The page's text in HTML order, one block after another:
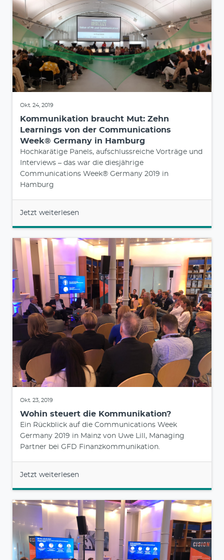
Okt. 24, 2019
Kommunikation braucht Mut: Zehn
Learnings von der Communications
Week® Germany in Hamburg
Hochkarätige Panels, aufschlussreiche Vorträge und
Interviews – das war die diesjährige
Communications Week® Germany 2019 in
Hamburg
Jetzt weiterlesen
Okt. 23, 2019
Wohin steuert die Kommunikation?
Ein Rückblick auf die Communications Week
Germany 2019 in Mainz von Uwe Lill, Managing
Partner bei GFD Finanzkommunikation.
Jetzt weiterlesen